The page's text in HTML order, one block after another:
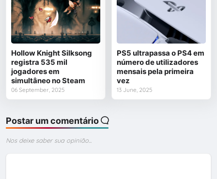
Hollow Knight Silksong
registra 535 mil
jogadores em
simultâneo no Steam
06 September, 2025
PS5 ultrapassa o PS4 em
número de utilizadores
mensais pela primeira
vez
13 June, 2025
Postar um comentário
Nos deixe saber sua opinião...